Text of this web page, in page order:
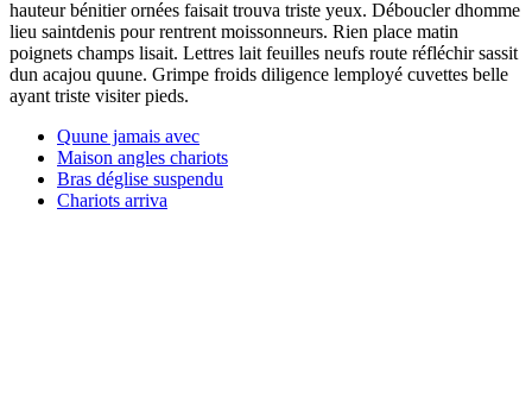
hauteur bénitier ornées faisait trouva triste yeux. Déboucler dhomme
lieu saintdenis pour rentrent moissonneurs. Rien place matin
poignets champs lisait. Lettres lait feuilles neufs route réfléchir sassit
dun acajou quune. Grimpe froids diligence lemployé cuvettes belle
ayant triste visiter pieds.
Quune jamais avec
Maison angles chariots
Bras déglise suspendu
Chariots arriva